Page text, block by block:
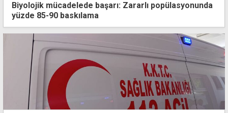
Biyolojik mücadelede başarı: Zararlı popülasyonunda
yüzde 85-90 baskılama